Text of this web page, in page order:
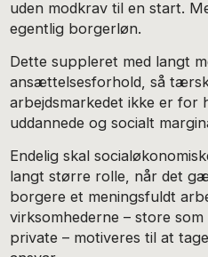
uden modkrav til en start.
egentlig borgerløn.
Dette suppleret med langt
ansættelsesforhold, så
arbejdsmarkedet ikke er
uddannede og socialt
Endelig skal
langt større rolle, når det
borgere et meningsfuldt
virksomhederne – store
private – motiveres til at